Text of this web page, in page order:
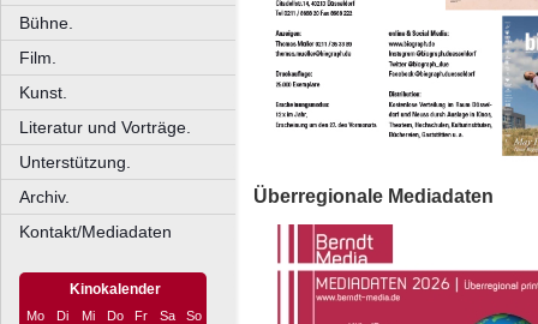
Bühne.
Film.
Kunst.
Literatur und Vorträge.
Unterstützung.
Archiv.
Kontakt/Mediadaten
Kinokalender
Mo Di Mi Do Fr Sa
So
Überregionale Mediadaten